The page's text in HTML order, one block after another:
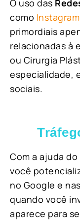
O uso das
como Instagram
primordiais
relacionadas à
ou Cirurgia
especialidade,
sociais.
Com a ajuda do
você
no Google e
quando você
aparece para